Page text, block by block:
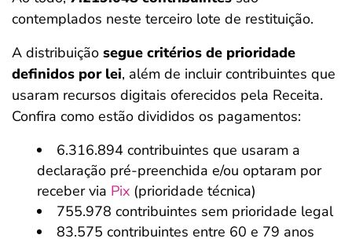
contemplados neste terceiro lote de restituição.
A distribuição segue critérios de prioridade
definidos por lei, além de incluir contribuintes que
usaram recursos digitais oferecidos pela Receita.
Confira como estão divididos os pagamentos:
6.316.894 contribuintes que usaram a
declaração pré-preenchida e/ou optaram por
receber via Pix (prioridade técnica)
755.978 contribuintes sem prioridade legal
83.575 contribuintes entre 60 e 79 anos